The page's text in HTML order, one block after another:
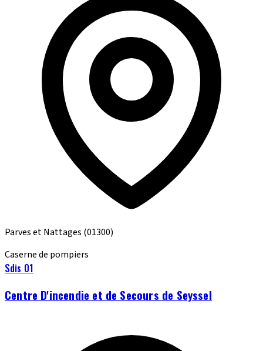
Parves et Nattages (01300)
Caserne de pompiers
Sdis 01
Centre D'incendie et de Secours de Seyssel